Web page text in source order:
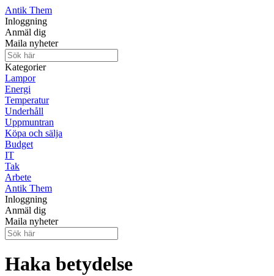
Antik Them
Inloggning
Anmäl dig
Maila nyheter
Kategorier
Lampor
Energi
Temperatur
Underhåll
Uppmuntran
Köpa och sälja
Budget
IT
Tak
Arbete
Antik Them
Inloggning
Anmäl dig
Maila nyheter
Haka betydelse